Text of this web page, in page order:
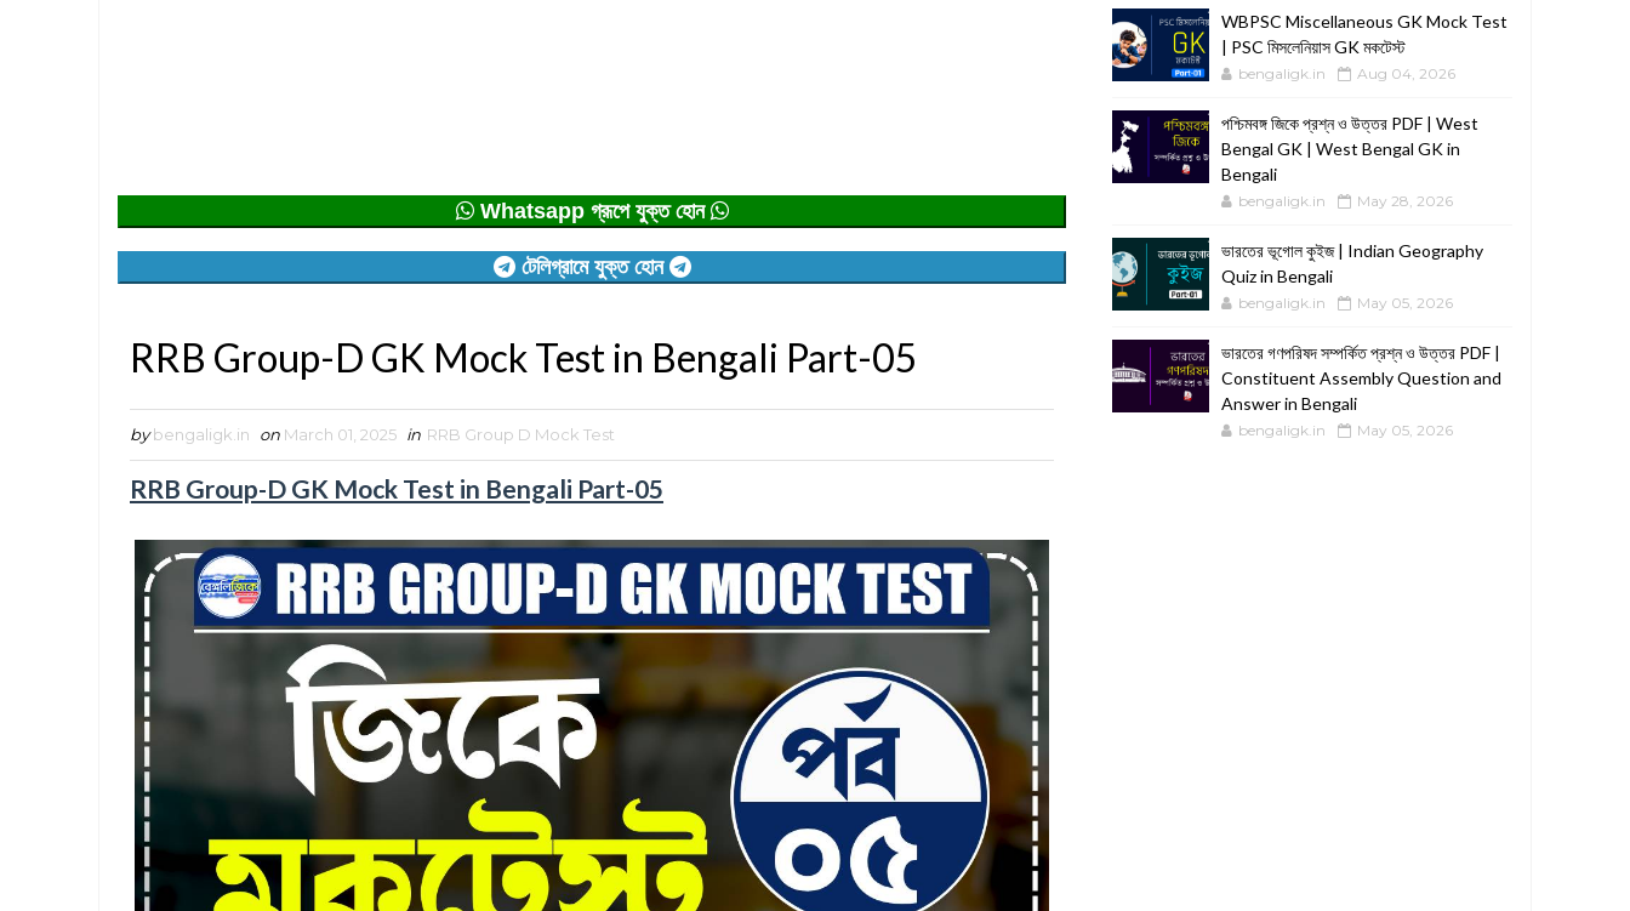
Whatsapp গ্রূপে যুক্ত হোন
টেলিগ্রামে যুক্ত হোন
RRB Group-D GK Mock Test in Bengali Part-05
by bengaligk.in on March 01, 2025 in RRB Group D Mock Test
RRB Group-D GK Mock Test in Bengali Part-05
WBPSC Miscellaneous GK Mock Test
| PSC মিসলেনিয়াস GK মকটেস্ট
bengaligk.in Aug 04, 2026
পশ্চিমবঙ্গ জিকে প্রশ্ন ও উত্তর PDF | West
Bengal GK | West Bengal GK in
Bengali
bengaligk.in May 28, 2026
ভারতের ভূগোল কুইজ | Indian Geography
Quiz in Bengali
bengaligk.in May 05, 2026
ভারতের গণপরিষদ সম্পর্কিত প্রশ্ন ও উত্তর PDF |
Constituent Assembly Question and
Answer in Bengali
bengaligk.in May 05, 2026